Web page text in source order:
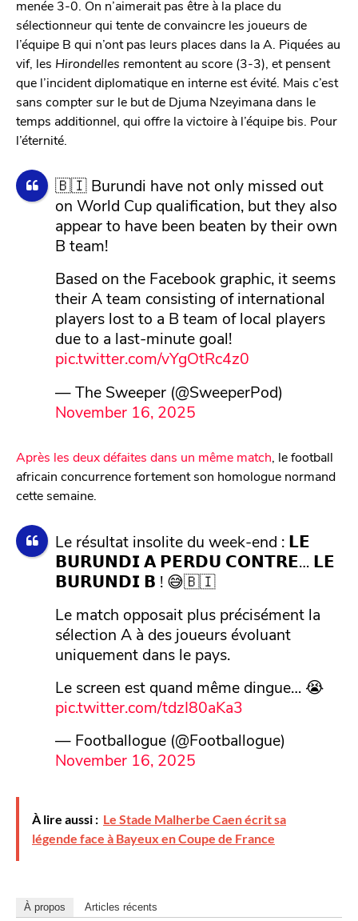
menée 3-0. On n’aimerait pas être à la place du
sélectionneur qui tente de convaincre les joueurs de
l’équipe B qui n’ont pas leurs places dans la A. Piquées au
vif, les Hirondelles remontent au score (3-3), et pensent
que l’incident diplomatique en interne est évité. Mais c’est
sans compter sur le but de Djuma Nzeyimana dans le
temps additionnel, qui offre la victoire à l’équipe bis. Pour
l’éternité.
🇧🇮 Burundi have not only missed out
on World Cup qualification, but they also
appear to have been beaten by their own
B team!
Based on the Facebook graphic, it seems
their A team consisting of international
players lost to a B team of local players
due to a last-minute goal!
pic.twitter.com/vYgOtRc4z0
— The Sweeper (@SweeperPod)
November 16, 2025
Après les deux défaites dans un même match , le football
africain concurrence fortement son homologue normand
cette semaine.
Le résultat insolite du week-end : 𝗟𝗘
𝗕𝗨𝗥𝗨𝗡𝗗𝗜 𝗔 𝗣𝗘𝗥𝗗𝗨 𝗖𝗢𝗡𝗧𝗥𝗘… 𝗟𝗘
𝗕𝗨𝗥𝗨𝗡𝗗𝗜 𝗕 ! 😅🇧🇮
Le match opposait plus précisément la
sélection A à des joueurs évoluant
uniquement dans le pays.
Le screen est quand même dingue… 😭
pic.twitter.com/tdzI80aKa3
— Footballogue (@Footballogue)
November 16, 2025
À lire aussi : Le Stade Malherbe Caen écrit sa
légende face à Bayeux en Coupe de France
À propos Articles récents